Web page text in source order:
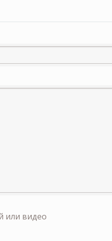
или видео